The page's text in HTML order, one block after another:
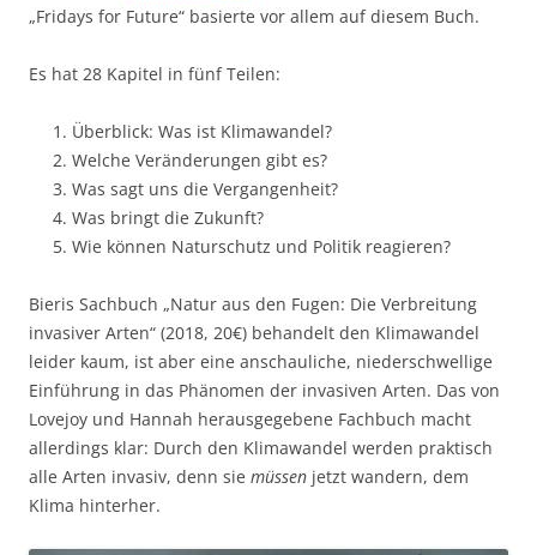
„Fridays for Future“ basierte vor allem auf diesem Buch.
Es hat 28 Kapitel in fünf Teilen:
Überblick: Was ist Klimawandel?
Welche Veränderungen gibt es?
Was sagt uns die Vergangenheit?
Was bringt die Zukunft?
Wie können Naturschutz und Politik reagieren?
Bieris Sachbuch „Natur aus den Fugen: Die Verbreitung
invasiver Arten“ (2018, 20€) behandelt den Klimawandel
leider kaum, ist aber eine anschauliche, niederschwellige
Einführung in das Phänomen der invasiven Arten. Das von
Lovejoy und Hannah herausgegebene Fachbuch macht
allerdings klar: Durch den Klimawandel werden praktisch
alle Arten invasiv, denn sie müssen jetzt wandern, dem
Klima hinterher.